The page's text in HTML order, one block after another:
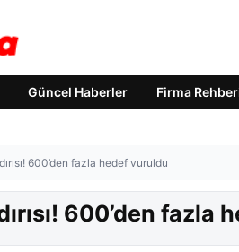
Güncel Haberler Firma
600’den fazla hedef vuruldu
600’den fazla